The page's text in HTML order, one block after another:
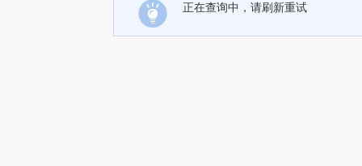
正在查询中，请刷新重试